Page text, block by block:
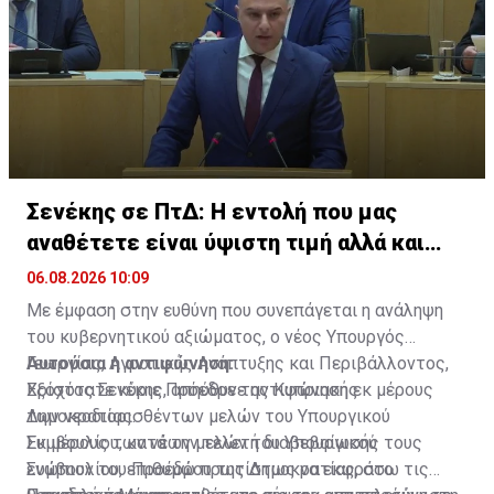
Σενέκης σε ΠτΔ: Η εντολή που μας
αναθέτετε είναι ύψιστη τιμή αλλά και
ευθύνη
06.08.2026 10:09
Με έμφαση στην ευθύνη που συνεπάγεται η ανάληψη
του κυβερνητικού αξιώματος, ο νέος Υπουργός
Γεωργίας, Αγροτικής Ανάπτυξης και Περιβάλλοντος,
Χρίστος Σενέκης, απηύθυνε αντιφώνηση εκ μέρους
των νεοδιορισθέντων μελών του Υπουργικού
Συμβουλίου, κατά την τελετή διαβεβαίωσής τους
ενώπιον του Προέδρου της Δημοκρατίας, στο
Αυτούσια η αντιφώνηση:
Εξοχότατε κύριε Πρόεδρε της Κυπριακής
Δημοκρατίας.
Εκ μέρους των νέων μελών του Υπουργικού
Συμβουλίου, επιθυμώ πρωτίστως να εκφράσω τις